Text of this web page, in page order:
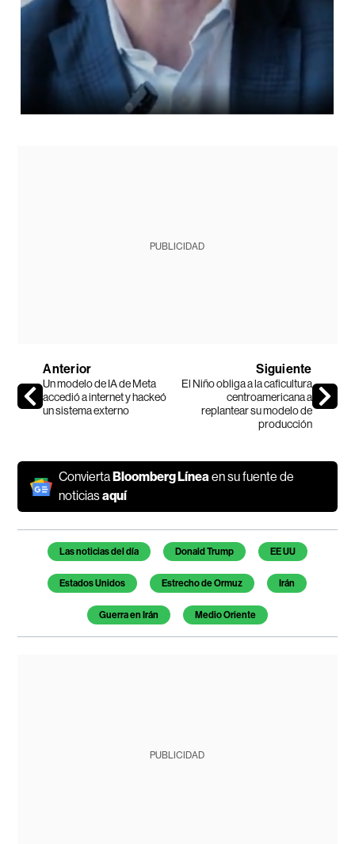
PUBLICIDAD
Anterior
Un modelo de IA de Meta
accedió a internet y hackeó
un sistema externo
Siguiente
El Niño obliga a la caficultura
centroamericana a
replantear su modelo de
producción
Convierta Bloomberg Líneaen su fuente de
noticiasaquí
Temas de este artículo
Las noticias del día Donald Trump EE UU
Estados Unidos Estrecho de Ormuz Irán
Guerra en Irán Medio Oriente
PUBLICIDAD